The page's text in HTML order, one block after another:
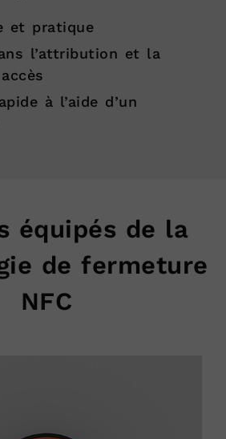
et pratique
l’attribution et la
à l’aide d’un
équipés de la
de fermeture
NFC